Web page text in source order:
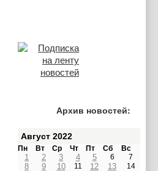
Архив новостей:
Август 2022
Пн Вт Ср Чт Пт Сб Вс
1 2 3 4 5 6 7
8 9 10 11 12 13 14